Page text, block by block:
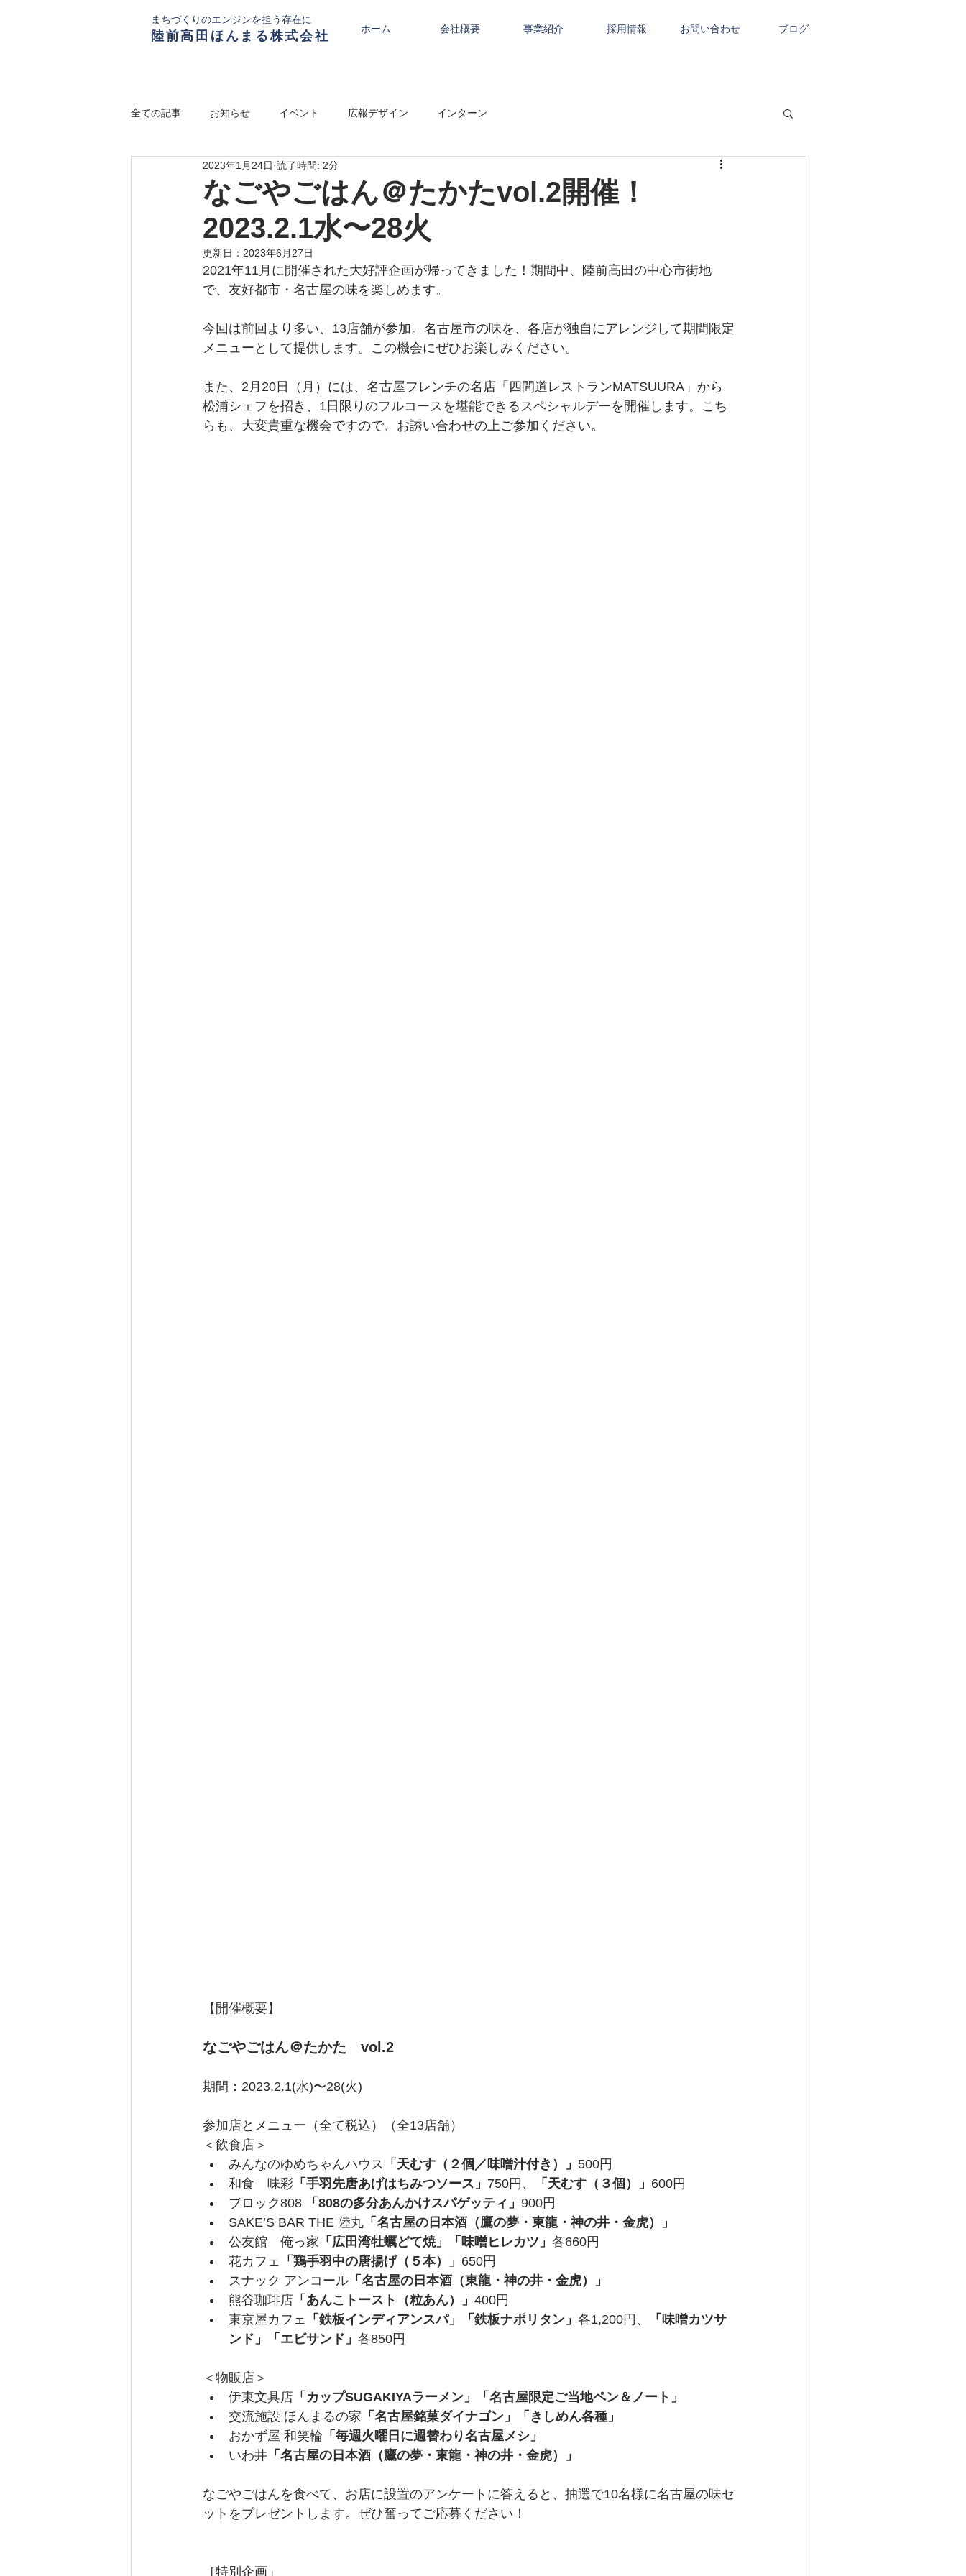
まちづくりのエンジンを担う存在に
陸前高田ほんまる株式会社 ホーム 会社概要 事業紹介 採用情報 お問い合わせ ブログ
全ての記事 お知らせ イベント 広報デザイン インターン
なごやごはん＠たかたvol.2開催！
2023.2.1水〜28火
2023年1月24日 読了時間: 2分
更新日： 2023年6月27日
2021年11月に開催された大好評企画が帰ってきました！期間中、陸前高田の中心市街地
で、友好都市・名古屋の味を楽しめます。
今回は前回より多い、13店舗が参加。名古屋市の味を、各店が独自にアレンジして期間限定
メニューとして提供します。この機会にぜひお楽しみください。
また、2月20日（月）には、名古屋フレンチの名店「四間道レストランMATSUURA」から
松浦シェフを招き、1日限りのフルコースを堪能できるスペシャルデーを開催します。こち
らも、大変貴重な機会ですので、お誘い合わせの上ご参加ください。
【開催概要】
なごやごはん＠たかた　vol.2
期間：2023.2.1(水)〜28(火)
参加店とメニュー（全て税込）（全13店舗）
＜飲食店＞
みんなのゆめちゃんハウス 「天むす（２個／味噌汁付き）」 500円
和食　味彩 「手羽先唐あげはちみつソース」 750円、 「天むす（３個）」 600円
ブロック808
「808の多分あんかけスパゲッティ」 900円
SAKE’S BAR THE 陸丸 「名古屋の日本酒（鷹の夢・東龍・神の井・金虎）」
公友館　俺っ家 「広田湾牡蠣どて焼」「味噌ヒレカツ」 各660円
花カフェ 「鶏手羽中の唐揚げ（５本）」 650円
スナック アンコール 「名古屋の日本酒（東龍・神の井・金虎）」
熊谷珈琲店 「あんこトースト（粒あん）」 400円
東京屋カフェ 「鉄板インディアンスパ」「鉄板ナポリタン」 各1,200円、
「味噌カツサ
ンド」「エビサンド」 各850円
＜物販店＞
伊東文具店 「カップSUGAKIYAラーメン」「名古屋限定ご当地ペン＆ノート」
交流施設 ほんまるの家 「名古屋銘菓ダイナゴン」「きしめん各種」
おかず屋 和笑輪 「毎週火曜日に週替わり名古屋メシ」
いわ井 「名古屋の日本酒（鷹の夢・東龍・神の井・金虎）」
なごやごはんを食べて、お店に設置のアンケートに答えると、抽選で10名様に名古屋の味セ
ットをプレゼントします。ぜひ奮ってご応募ください！
［特別企画」